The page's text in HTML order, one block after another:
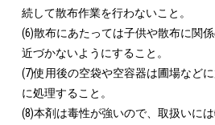
続して散布作業を行わないこと。
(6)散布にあたっては子供や散布に関
近づかないようにすること。
(7)使用後の空袋や空容器は圃場など
に処理すること。
(8)本剤は毒性が強いので、取扱いに